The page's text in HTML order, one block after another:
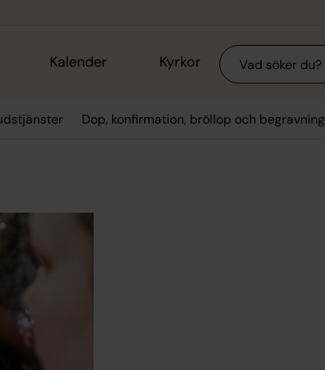
Kalender Kyrkor Sök
Dop, konfirmation, bröllop och begravning